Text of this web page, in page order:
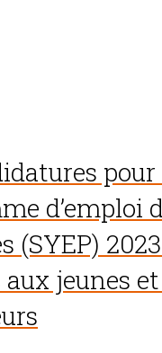
pour
d’emploi
(SYEP)
jeunes